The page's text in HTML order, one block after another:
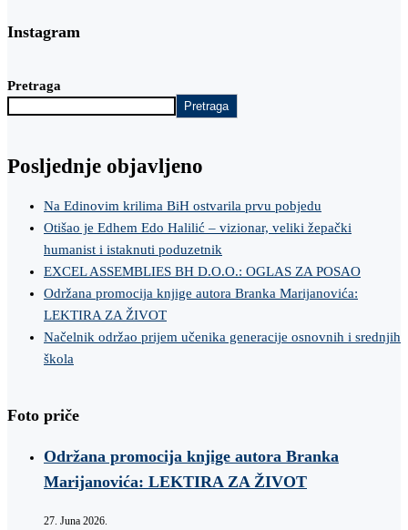
Instagram
Pretraga
Pretraga
Posljednje objavljeno
Na Edinovim krilima BiH ostvarila prvu pobjedu
Otišao je Edhem Edo Halilić – vizionar, veliki žepački
humanist i istaknuti poduzetnik
EXCEL ASSEMBLIES BH D.O.O.: OGLAS ZA POSAO
Održana promocija knjige autora Branka Marijanovića:
LEKTIRA ZA ŽIVOT
Načelnik održao prijem učenika generacije osnovnih i srednjih
škola
Foto priče
Održana promocija knjige autora Branka
Marijanovića: LEKTIRA ZA ŽIVOT
27. Juna 2026.